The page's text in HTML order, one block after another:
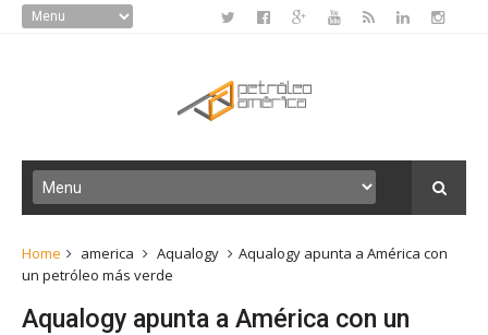
Home america Aqualogy
Aqualogy apunta a América con
un petróleo más verde
Aqualogy apunta a América con un